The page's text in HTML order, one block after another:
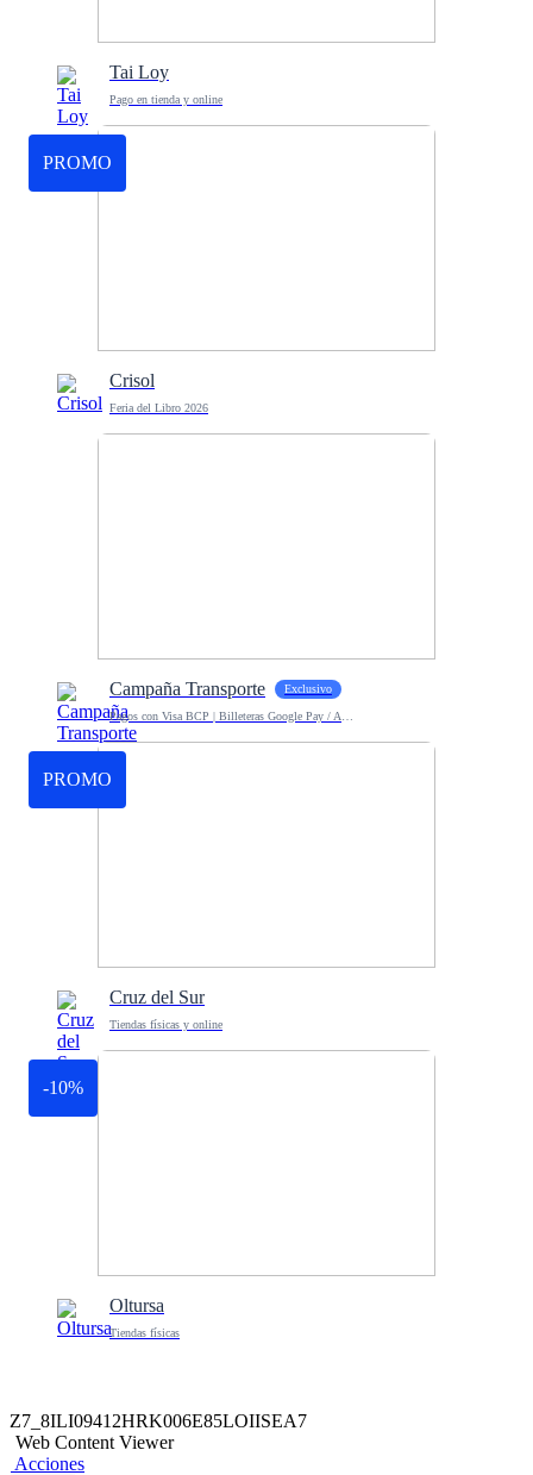
Tai Loy
Pago en tienda y online
PROMO
Crisol
Feria del Libro 2026
Campaña Transporte Exclusivo
PROMO
Cruz del Sur
Tiendas físicas y online
-10%
Oltursa
Tiendas físicas
Z7_8ILI09412HRK006E85LOIISEA7
Web Content Viewer
Acciones